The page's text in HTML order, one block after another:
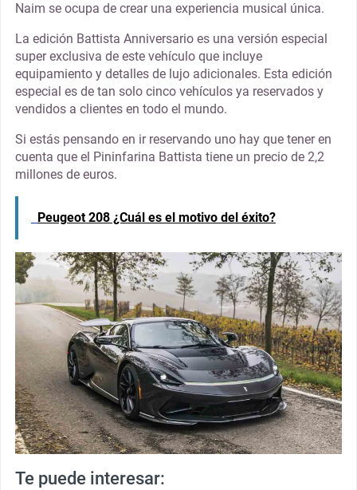
Naim se ocupa de crear una experiencia musical única.
La edición Battista Anniversario es una versión especial
super exclusiva de este vehículo que incluye
equipamiento y detalles de lujo adicionales. Esta edición
especial es de tan solo cinco vehículos ya reservados y
vendidos a clientes en todo el mundo.
Si estás pensando en ir reservando uno hay que tener en
cuenta que el Pininfarina Battista tiene un precio de 2,2
millones de euros.
Peugeot 208 ¿Cuál es el motivo del éxito?
Te puede interesar: